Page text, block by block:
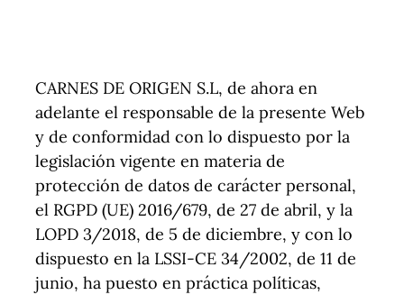
Contacto
CARNES DE ORIGEN S.L, de ahora en
adelante el responsable de la presente Web
y de conformidad con lo dispuesto por la
legislación vigente en materia de
protección de datos de carácter personal,
el RGPD (UE) 2016/679, de 27 de abril, y la
LOPD 3/2018, de 5 de diciembre, y con lo
dispuesto en la LSSI-CE 34/2002, de 11 de
junio, ha puesto en práctica políticas,